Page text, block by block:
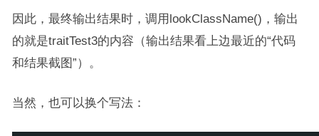
因此，最终输出结果时，调用lookClassName()，输出
的就是traitTest3的内容（输出结果看上边最近的“代码
和结果截图”）。
当然，也可以换个写法：